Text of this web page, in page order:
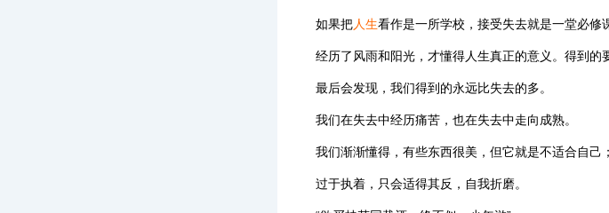
如果把人生看作是一所学校，接受失去就是一堂必修
经历了风雨和阳光，才懂得人生真正的意义。得到的
最后会发现，我们得到的永远比失去的多。
我们在失去中经历痛苦，也在失去中走向成熟。
我们渐渐懂得，有些东西很美，但它就是不适合自己
过于执着，只会适得其反，自我折磨。